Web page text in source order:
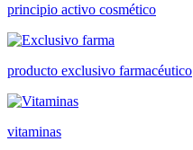
principio activo cosmético
producto exclusivo farmacéutico
vitaminas